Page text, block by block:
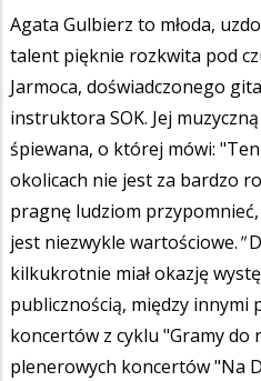
Agata Gulbierz to młoda,
talent pięknie rozkwita pod
Jarmoca, doświadczonego
instruktora SOK. Jej
śpiewana, o której mówi:
okolicach nie jest za bardzo
pragnę ludziom
jest niezwykle wartościowe."
kilkukrotnie miał okazję
publicznością, między innymi
koncertów z cyklu "Gramy do
plenerowych koncertów "Na